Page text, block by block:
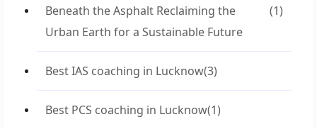
Beneath the Asphalt Reclaiming the
Urban Earth for a Sustainable Future
(1)
Best IAS coaching in Lucknow(3)
Best PCS coaching in Lucknow(1)